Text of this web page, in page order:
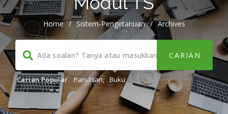
Home / Sistem-Pengetahuan / Archives
Carian Popular Panduan, Buku